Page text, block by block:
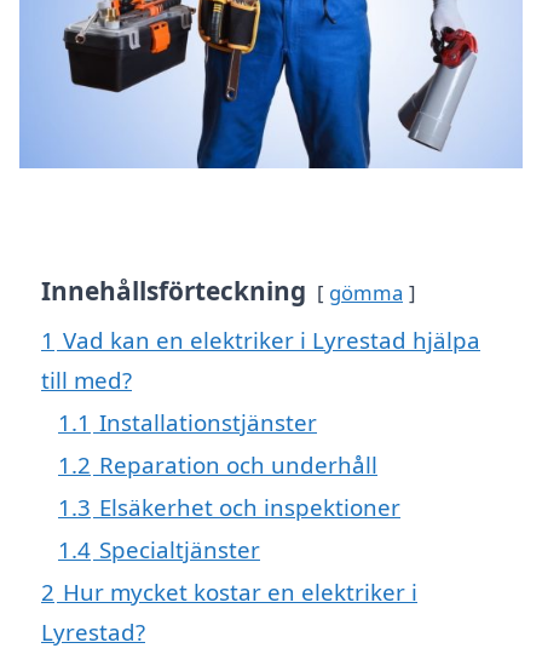
Innehållsförteckning gömma
1 Vad kan en elektriker i Lyrestad hjälpa
till med?
1.1 Installationstjänster
1.2 Reparation och underhåll
1.3 Elsäkerhet och inspektioner
1.4 Specialtjänster
2 Hur mycket kostar en elektriker i
Lyrestad?